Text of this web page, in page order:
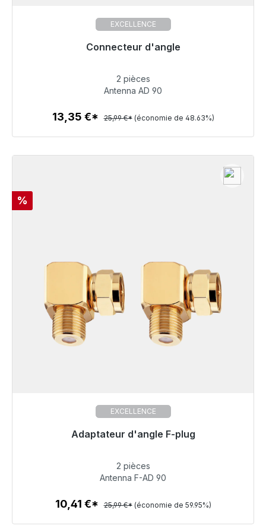
EXCELLENCE
Connecteur d'angle
Prêt à être expédié, délai de livraison 48h*
13,35 €
Détails
2 pièces
Antenna AD 90
13,35 €* 25,99 €* (économie de 48.63%)
Réduction
%
EXCELLENCE
Adaptateur d'angle F-plug
Prêt à être expédié, délai de livraison 48h*
10,41 €
Détails
2 pièces
Antenna F-AD 90
10,41 €* 25,99 €* (économie de 59.95%)